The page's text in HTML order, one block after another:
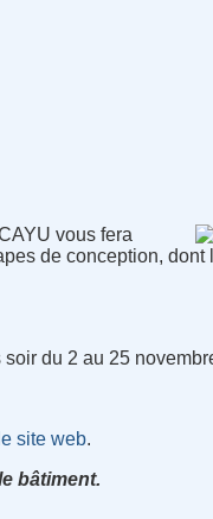
vous fera
de conception, dont
du 2 au 25
site web.
bâtiment.